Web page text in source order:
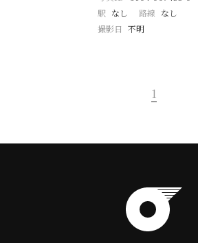
駅 なし 路線 なし
撮影日
不明
1